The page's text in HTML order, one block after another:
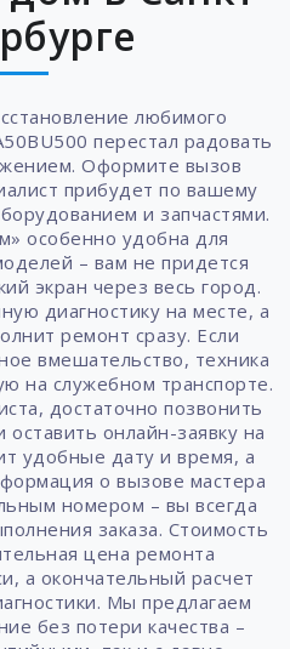
любимого
перестал радовать
Оформите вызов
прибудет по вашему
и запчастями.
особенно удобна для
– вам не придется
экран через весь город.
диагностику на месте, а
ремонт сразу. Если
вмешательство, техника
на служебном транспорте.
достаточно позвонить
онлайн-заявку на
удобные дату и время, а
о вызове мастера
номером – вы всегда
заказа. Стоимость
цена ремонта
а окончательный расчет
Мы предлагаем
без потери качества –